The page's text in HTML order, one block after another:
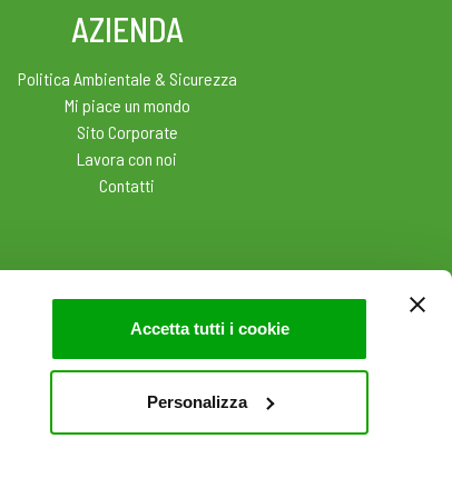
Accetta tutti i cookie
Personalizza
AZIENDA
Politica Ambientale & Sicurezza
Mi piace un mondo
Sito Corporate
Lavora con noi
Contatti